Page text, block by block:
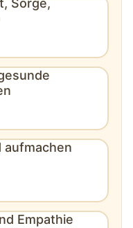
aufmachen
Empathie